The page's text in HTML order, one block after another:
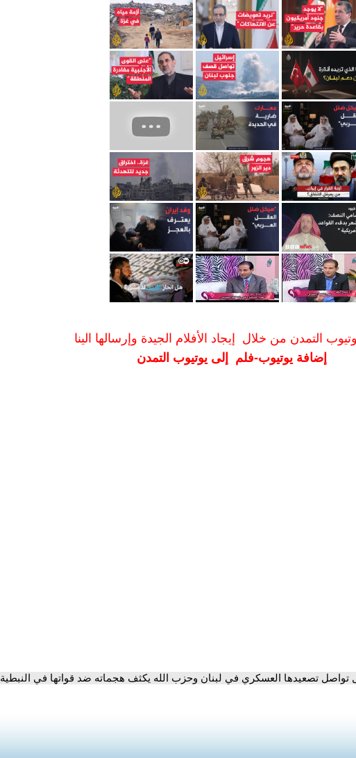
التمدن من خلال إيجاد الأفلام الجيدة وإرسالها الينا
إضافة يوتيوب-فلم إلى يوتيوب التمدن
تواصل تصعيدها العسكري في لبنان وحزب الله يكثف هجماته ضد قواتها في النبطية